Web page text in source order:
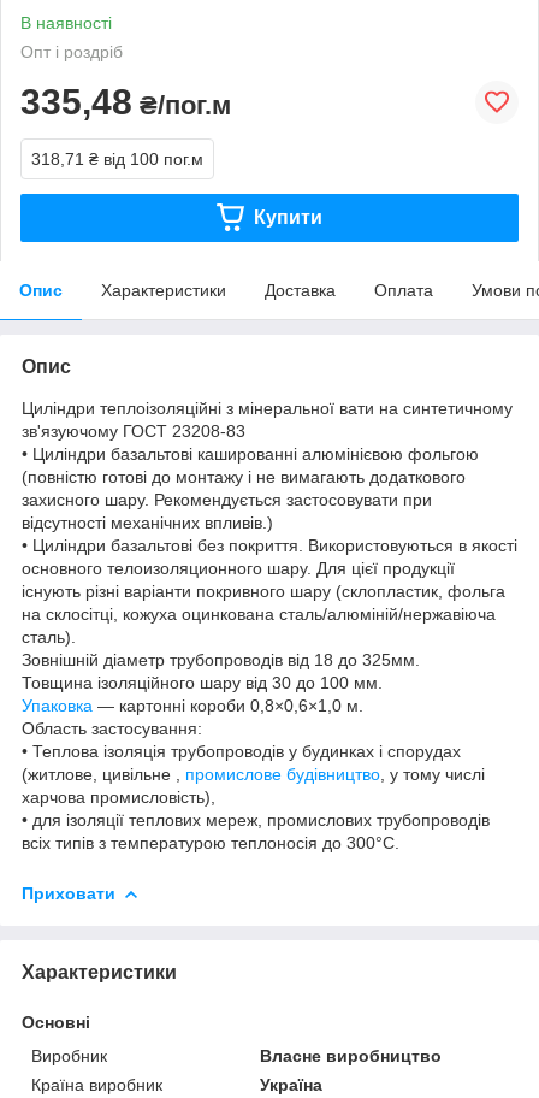
В наявності
Опт і роздріб
335,48 ₴/пог.м
318,71 ₴ від 100 пог.м
Купити
Опис Характеристики Доставка Оплата Умови
Опис
Циліндри теплоізоляційні з мінеральної вати на синтетичному
зв'язуючому ГОСТ 23208-83
• Циліндри базальтові кашированні алюмінієвою фольгою
(повністю готові до монтажу і не вимагають додаткового
захисного шару. Рекомендується застосовувати при
відсутності механічних впливів.)
• Циліндри базальтові без покриття. Використовуються в якості
основного телоизоляционного шару. Для цієї продукції
існують різні варіанти покривного шару (склопластик, фольга
на склосітці, кожуха оцинкована сталь/алюміній/нержавіюча
сталь).
Зовнішній діаметр трубопроводів від 18 до 325мм.
Товщина ізоляційного шару від 30 до 100 мм.
Упаковка — картонні короби 0,8×0,6×1,0 м.
Область застосування:
• Теплова ізоляція трубопроводів у будинках і спорудах
(житлове, цивільне , промислове будівництво , у тому числі
харчова промисловість),
• для ізоляції теплових мереж, промислових трубопроводів
всіх типів з температурою теплоносія до 300°С.
Приховати
Характеристики
Основні
Виробник
Власне виробництво
Країна виробник
Україна